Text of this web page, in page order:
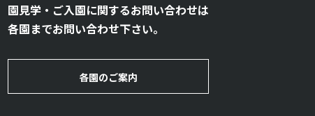
園見学・ご入園に関するお問い合わせは
各園までお問い合わせ下さい。
各園のご案内